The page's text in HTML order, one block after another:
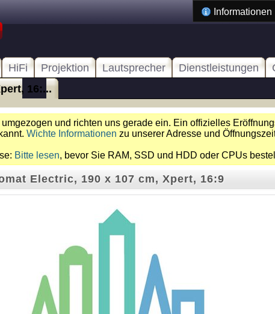
Informationen
HiFi Projektion Lautsprecher Dienstleistungen
16:...
und richten uns gerade ein. Ein offizielles
Wichte Informationen zu unserer Adresse und
Bitte lesen, bevor Sie RAM, SSD und HDD oder CPUs
Electric, 190 x 107 cm, Xpert, 16:9